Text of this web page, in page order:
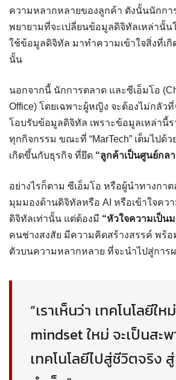
ความหลากหลายของลูกค้า ดังนั้นนักกา
พยายามที่จะเปลี่ยนข้อมูลดิจิทัลเหล่านั้น
ใช้ข้อมูลดิจิทัล มาทำความเข้าใจสิ่งที่เ
นั้น
นอกจากนี้ นักการตลาด และซีเอ็มโอ
Office) โดยเฉพาะผู้หญิง จะต้องไม่กลัวที่
โอบรับข้อมูลดิจิทัล เพราะข้อมูลเหล่านี้
ทุกกิจกรรม ขณะที่ “MarTech” เต็มไปด้
เกิดขึ้นกับธุรกิจ ที่ยึด “ลูกค้าเป็นศูนย์กลา
อย่างไรก็ตาม ซีเอ็มโอ หรือผู้นำทางกา
มุมมองด้านดิจิทัลหรือ AI หรือเข้าใจคว
ดิจิทัลเท่านั้น แต่ต้องมี “หัวใจความเป็น
คนช่างสงสัย มีความคิดสร้างสรรค์ พร้อ
ตัวบนความหลากหลาย ที่จะนำไปสู่การ
“เราเห็นว่า เทคโนโลยีให
mindset ใหม่ จะเป็นสะ
เทคโนโลยีไปสู่ชีวิตจริง